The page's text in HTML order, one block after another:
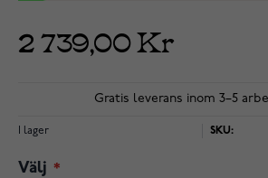
2 739,00 Kr
Gratis leverans inom 3–5
I lager SKU:
Välj